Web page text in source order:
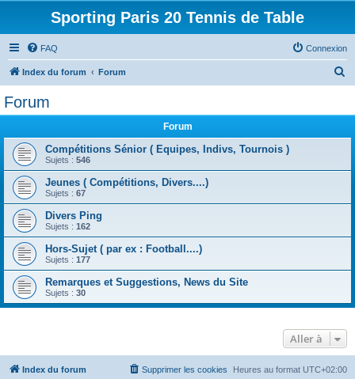
Sporting Paris 20 Tennis de Table
FAQ Connexion
Index du forum Forum
h
Forum
Forum
Compétitions Sénior ( Equipes, Indivs, Tournois )
Sujets : 546
Jeunes ( Compétitions, Divers....)
Sujets : 67
Divers Ping
Sujets : 162
Hors-Sujet ( par ex : Football....)
Sujets : 177
Remarques et Suggestions, News du Site
Sujets : 30
Aller à
Index du forum Heures au format UTC+02:00
Supprimer les cookies